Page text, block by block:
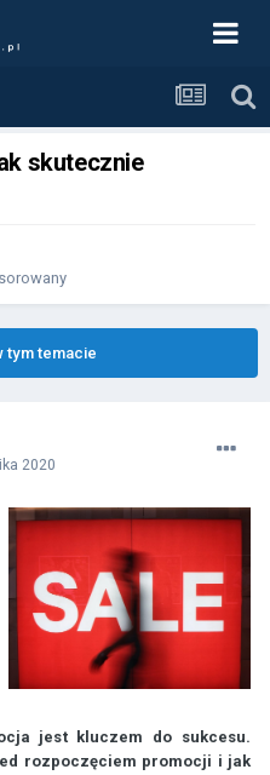
skutecznie
tym temacie
2020
jest kluczem do sukcesu.
rozpoczęciem promocji i jak